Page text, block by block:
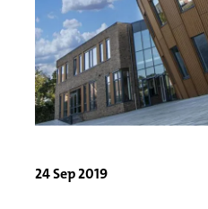
Werken bij
24 Sep 2019